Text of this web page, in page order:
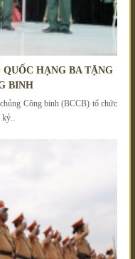
HẠNG BA TẶNG
BINH
Công binh (BCCB) tổ chức
kỷ..